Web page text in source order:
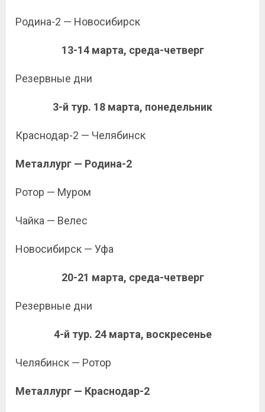
Родина-2 — Новосибирск
13-14 марта, среда-четверг
Резервные дни
3-й тур. 18 марта, понедельник
Краснодар-2 — Челябинск
Металлург — Родина-2
Ротор — Муром
Чайка — Велес
Новосибирск — Уфа
20-21 марта, среда-четверг
Резервные дни
4-й тур. 24 марта, воскресенье
Челябинск — Ротор
Металлург — Краснодар-2